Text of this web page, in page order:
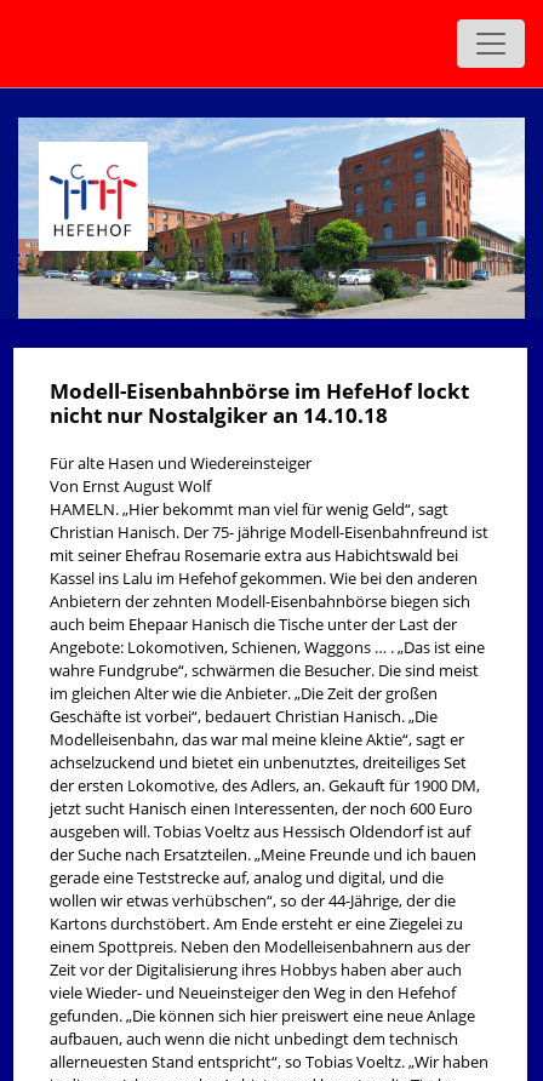
zurück
Modell-Eisenbahnbörse im HefeHof lockt
nicht nur Nostalgiker an 14.10.18
Für alte Hasen und Wiedereinsteiger
Von Ernst August Wolf
HAMELN. „Hier bekommt man viel für wenig Geld“, sagt
Christian Hanisch. Der 75- jährige Modell-Eisenbahnfreund ist
mit seiner Ehefrau Rosemarie extra aus Habichtswald bei
Kassel ins Lalu im Hefehof gekommen. Wie bei den anderen
Anbietern der zehnten Modell-Eisenbahnbörse biegen sich
auch beim Ehepaar Hanisch die Tische unter der Last der
Angebote: Lokomotiven, Schienen, Waggons … . „Das ist eine
wahre Fundgrube“, schwärmen die Besucher. Die sind meist
im gleichen Alter wie die Anbieter. „Die Zeit der großen
Geschäfte ist vorbei“, bedauert Christian Hanisch. „Die
Modelleisenbahn, das war mal meine kleine Aktie“, sagt er
achselzuckend und bietet ein unbenutztes, dreiteiliges Set
der ersten Lokomotive, des Adlers, an. Gekauft für 1900 DM,
jetzt sucht Hanisch einen Interessenten, der noch 600 Euro
ausgeben will. Tobias Voeltz aus Hessisch Oldendorf ist auf
der Suche nach Ersatzteilen. „Meine Freunde und ich bauen
gerade eine Teststrecke auf, analog und digital, und die
wollen wir etwas verhübschen“, so der 44-Jährige, der die
Kartons durchstöbert. Am Ende ersteht er eine Ziegelei zu
einem Spottpreis. Neben den Modelleisenbahnern aus der
Zeit vor der Digitalisierung ihres Hobbys haben aber auch
viele Wieder- und Neueinsteiger den Weg in den Hefehof
gefunden. „Die können sich hier preiswert eine neue Anlage
aufbauen, auch wenn die nicht unbedingt dem technisch
allerneuesten Stand entspricht“, so Tobias Voeltz. „Wir haben